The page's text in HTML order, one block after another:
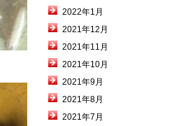
2022年1月
2021年12月
2021年11月
2021年10月
2021年9月
2021年8月
2021年7月